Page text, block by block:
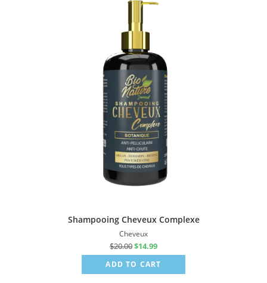
Shampooing Cheveux Complexe
Cheveux
$20.00$14.99
ADD TO CART